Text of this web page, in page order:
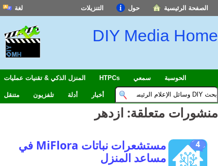
حول التنزيلات لغة
English
Español
Français
العربية
Português
DIY
المنزل الذكي & تقنيات عمليات HTPCs
متنقل تلفزيون أدلة أخبار
ازدهر
مستشعرات نباتات MiFlora في
المنزل